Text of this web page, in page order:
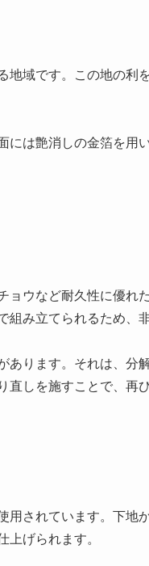
地域です。この地の利
は艶消しの金箔を用
ョウなど耐久性に優れ
み立てられるため、
あります。それは、分
直しを施すことで、再
用されています。下地
上げられます。